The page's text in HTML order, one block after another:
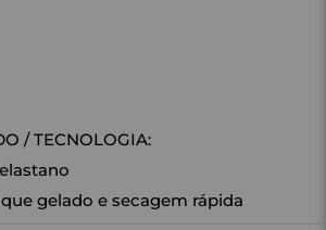
/ TECNOLOGIA:
gelado e secagem rápida